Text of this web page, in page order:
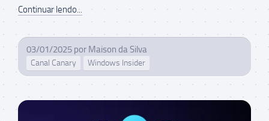
Continuar lendo...
03/01/2025 por Maison da Silva
Canal Canary Windows Insider